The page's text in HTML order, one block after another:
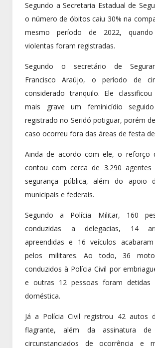
Segundo a Secretaria Estadual de
o número de óbitos caiu 30% na
mesmo período de 2022,
violentas foram registradas.
Segundo o secretário de
Francisco Araújo, o período de
considerado tranquilo. Ele
mais grave um feminicídio
registrado no Seridó potiguar, porém
caso ocorreu fora das áreas de festa
Ainda de acordo com ele, o reforço
contou com cerca de 3.290 agentes
segurança pública, além do apoio
municipais e federais.
Segundo a Polícia Militar, 160
conduzidas a delegacias, 14
apreendidas e 16 veículos acabaram
pelos militares. Ao todo, 36
conduzidos à Polícia Civil por
e outras 12 pessoas foram detidas
doméstica.
Já a Polícia Civil registrou 42 autos
flagrante, além da assinatura
circunstanciados de ocorrência e